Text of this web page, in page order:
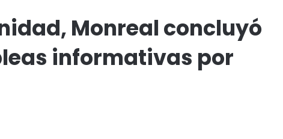
Monreal concluyó
informativas por